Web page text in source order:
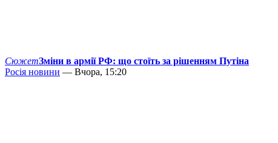
СюжетЗміни в армії РФ: що стоїть за рішенням Путіна
Росія новини — Вчора, 15:20